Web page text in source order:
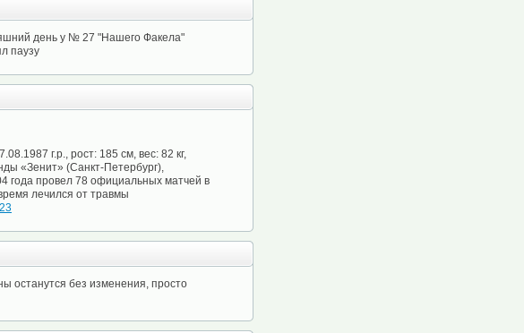
день у № 27 "Нашего Факела"
паузу
г.р., рост: 185 см, вес: 82 кг,
«Зенит» (Санкт-Петербург),
года провел 78 официальных матчей в
лечился от травмы
останутся без изменения, просто